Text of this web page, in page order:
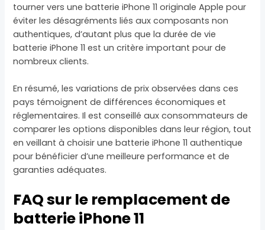
tourner vers une batterie iPhone 11 originale Apple pour
éviter les désagréments liés aux composants non
authentiques, d’autant plus que la durée de vie
batterie iPhone 11 est un critère important pour de
nombreux clients.
En résumé, les variations de prix observées dans ces
pays témoignent de différences économiques et
réglementaires. Il est conseillé aux consommateurs de
comparer les options disponibles dans leur région, tout
en veillant à choisir une batterie iPhone 11 authentique
pour bénéficier d’une meilleure performance et de
garanties adéquates.
FAQ sur le remplacement de
batterie iPhone 11